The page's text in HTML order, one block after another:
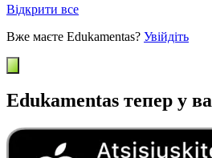
Відкрити все
Вже маєте Edukamentas? Увійдіть
Edukamentas тепер у